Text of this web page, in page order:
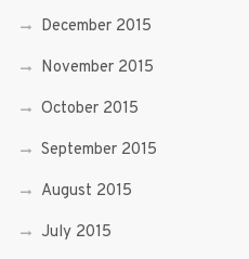
December 2015
November 2015
October 2015
September 2015
August 2015
July 2015